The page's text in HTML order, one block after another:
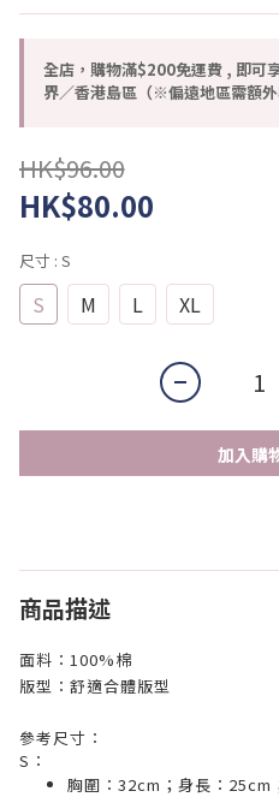
全店，購物滿$200免運費 , 即可
界／香港島區（※偏遠地區需額
HK$96.00
HK$80.00
尺寸 : S
S M L XL
加入購
商品描述
面料：100%棉
版型：舒適合體版型
參考尺寸：
S ：
胸圍： 32cm ；身長： 25cm